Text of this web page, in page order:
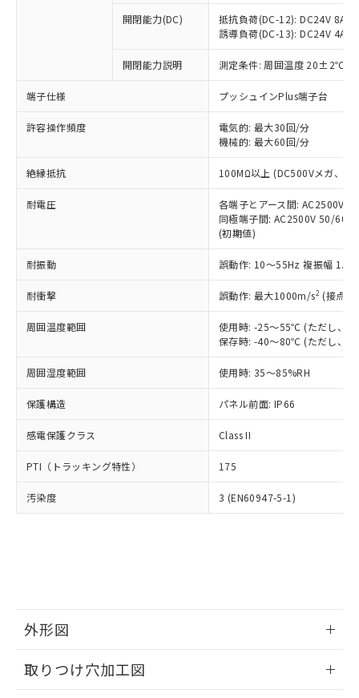
開閉能力(DC)
抵抗負荷(DC-12): DC24V 8A/
誘導負荷(DC-13): DC24V 4A/
開閉能力説明 測定条件: 周囲温度 20±2℃、
端子仕様 プッシュインPlus端子台
許容操作頻度
電気的: 最大30回/分
機械的: 最大60回/分
絶縁抵抗 100MΩ以上 (DC500Vメガ、点
耐電圧
各端子とアース間: AC2500V
同極端子間: AC2500V 50/
(初期値)
耐振動 誤動作: 10～55Hz 複振幅
耐衝撃 誤動作: 最大1000m/s2 (接点
周囲温度範囲
使用時: -25～55℃ (ただし、氷
保存時: -40～80℃ (ただし、氷
周囲湿度範囲 使用時: 35～85%RH
保護構造 パネル前面: IP66
感電保護クラス Class II
PTI（トラッキング特性） 175
汚染度 3 (EN60947-5-1)
外形図
取りつけ穴加工図
ことをご了承ください。
在庫状況および標準価格照会結果は、
記載している更新日時点での社内デー
タに基づき作成されるものであり、閲
覧された時点での実際の在庫および標
準価格とは異なる場合があることをご
正式な納期状況および標準価格はお客
様のお取引先、またはお客様担当のオ
ムロン制御機器販売店・当社販売員に
オムロン制御機器販売店や当社販売拠
販売ネットワーク
」をご確認
在庫状況および標準価格結果を当社の
事前の承諾なく第三者に漏洩または開
示しないようお願いします。
マイパーツ機能（部品リスト作成サー
ビス）をご利用いただくには、I-Web
メンバーズにご登録されている必要が
お客様が当ウェブサイト上で当社にご
登録された部品リストについて、当社
および当社の共同利用者が、当社の製
品・サービスに関するお客様との取
引・商談に必要な範囲で利用すること
※当社の共同利用者とは、"個人情報
の「1.共同利
用者の範囲」に記載されている法人を
いたものが、含有品と判明した場合などや
むを得ず変更することがあります。
*EU RoHS指令（10物質）：
鉛(Pb) 1000ppm以下、 水銀(Hg) 1000ppm以下、 カド
六価クロム(Cr(Ⅵ)) 1000ppm以下、ポリ臭化ビフェニル
類(PBB) 1000ppm以下、ポリ臭化ジフェニルエーテル類
(PBDE) 1000ppm以下、フタル酸ビス(2-エチルヘキシ
ル) (DEHP)(別名：DOP) 1000ppm以下、フタル酸ブチ
ルベンジル（BBP） 1000ppm以下、フタル酸ジブチル
（DBP） 1000ppm以下、フタル酸ジイソブチル
(DIBP) 1000ppm以下
但し、RoHS指令で産業用監視および制御機器に対する
フタル酸エステル類の４物質については閾値を超える意
図的な使用がないことを確認しています。
部品在庫の切り替え状況などにより、予定
月が前後することがあります。
※3 非含有証明書ダウンロード
下記の非含有証明書をダウンロードするこ
とができます。
EU RoHS指令（10物質）の非含有証明書
51物質の非含有証明書（当社基準）
※本証明書は発行日時点で非含有を証明す
るもので、過去に遡って非含有を証明する
していることから、特段のことがない限
り、2022年1月12日より割愛しておりま
す。
基準値を超えていることを示します。
「－」：未確認です。当社販売部門へお問
ム) : 100ppm、
Cr(Ⅵ)(六価クロム) : 1000ppm、 PBBs(ポリ臭化ビフェ
ニル類) : 1000ppm、 PBDEs(ポリ臭化ジフェニルエーテ
ル類) : 1000ppm、
DBP(フタル酸ジブチル) : 1000ppm、 DIBP(フタル酸ジ
イソブチル) : 1000ppm、 BBP(フタル酸ブチルベンジ
ル) : 1000ppm、
DEHP(フタル酸ビス(2-エチルヘキシル)) : 1000ppm
「ｅ」：有害物質（10物質）のすべてが基
準値以下であることを示します。
「10」：通常の使用状況下において有害物
質が外部に漏えいし、環境に深刻な影響を
及ぼさない年数を意味します。
「－」：未確認です。当社販売部門へお問
い合わせください。
当社は、これら貴社製品のうち、外国
為替および外国貿易法に定める商品
（以下｢規制貨物等」という）を輸出
または国外への提供する場合は、日本
国政府の輸出許可(または役務取引許
可)を取得するなどの必要な手続きを
当社は規制貨物を破棄する場合は、完
全に破砕するなど、違法に輸出されな
いよう必要な手段を講じます。
当社は貴社製品を、核兵器、ミサイ
ル、化学兵器、生物兵器またはその他
武器並びにこれらの製造装置等に一切
当社は、貴社製品を第三者に販売する
場合は、上記1、2および3の内容を当
該第三者に通知します。また当社は、
販売先および販売に係わる関係者が違
法に輸出するおそれがある場合は、取
り引きをいたしません。
キャンセル
説明
○ 一定数以上の在庫あり
一定数には満たないが在庫あり
在庫なし(最新の在庫状況につ
いては、お客様のお取引先、ま
たはお客様担当のオムロン制御
機器販売店・当社販売員にご確
白
受注生産機種、また在庫状況の
情報を公開していない機種